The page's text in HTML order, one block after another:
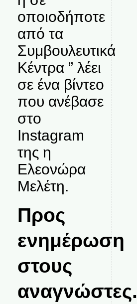
οποιοδήποτε
από τα
Συμβουλευτικά
Κέντρα ” λέει
σε ένα βίντεο
που ανέβασε
στο
Instagram
της η
Ελεονώρα
Μελέτη.
Προς
ενημέρωση
στους
αναγνώστες.